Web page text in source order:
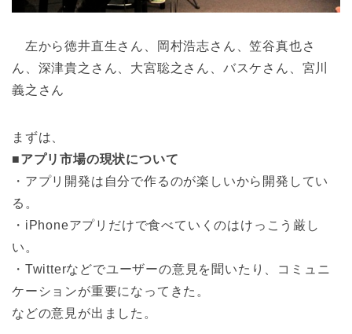
左から徳井直生さん、岡村浩志さん、笠谷真也さ
ん、深津貴之さん、大宮聡之さん、バスケさん、宮川
義之さん
まずは、
■アプリ市場の現状について
・アプリ開発は自分で作るのが楽しいから開発してい
る。
・iPhoneアプリだけで食べていくのはけっこう厳し
い。
・Twitterなどでユーザーの意見を聞いたり、コミュニ
ケーションが重要になってきた。
などの意見が出ました。